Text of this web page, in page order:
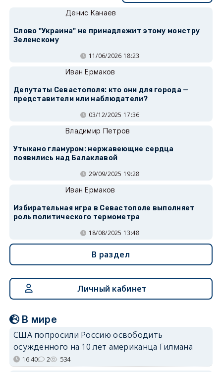
Денис Канаев
Слово "Украина" не принадлежит этому монстру
Зеленскому
11/06/2026 18:23
Иван Ермаков
Депутаты Севастополя: кто они для города —
представители или наблюдатели?
03/12/2025 17:36
Владимир Петров
Утыкано гламуром: нержавеющие сердца
появились над Балаклавой
29/09/2025 19:28
Иван Ермаков
Избирательная игра в Севастополе выполняет
роль политического термометра
18/08/2025 13:48
В раздел
Личный кабинет
В мире
США попросили Россию освободить
осуждённого на 10 лет американца Гилмана
16:40 2 534